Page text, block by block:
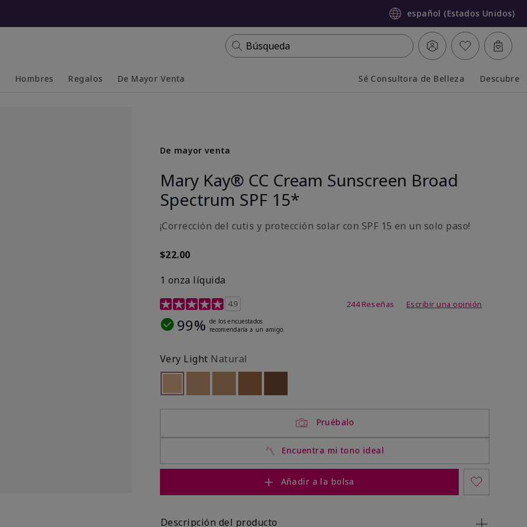
español (Estados Unidos)
Búsqueda
Hombres Regalos De Mayor Venta Sé Consultora de Belleza Descubre
De mayor venta
Mary Kay® CC Cream Sunscreen Broad
Spectrum SPF 15*
¡Corrección del cutis y protección solar con SPF 15 en un solo paso!
$22.00
1 onza líquida
Calificación de clientes de 3,7 de 5
4.9 244 Reseñas Escribir una opinión
99% de los encuestados
recomendaría a un amigo.
Very Light Natural
Pruébalo
Encuentra mi tono ideal
Añadir a la bolsa
Descripción del producto